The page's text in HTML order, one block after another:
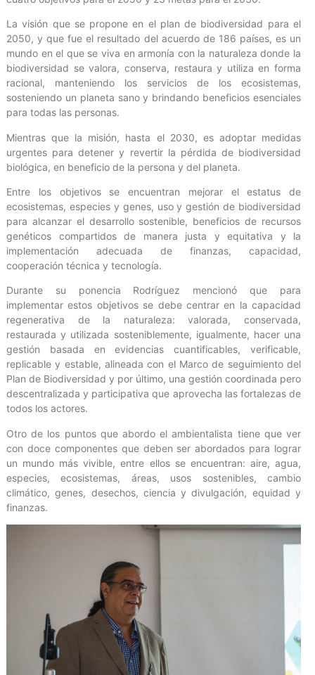
La visión que se propone en el plan de biodiversidad para el
2050, y que fue el resultado del acuerdo de 186 países, es un
mundo en el que se viva en armonía con la naturaleza donde la
biodiversidad se valora, conserva, restaura y utiliza en forma
racional, manteniendo los servicios de los ecosistemas,
sosteniendo un planeta sano y brindando beneficios esenciales
para todas las personas.
Mientras que la misión, hasta el 2030, es adoptar medidas
urgentes para detener y revertir la pérdida de biodiversidad
biológica, en beneficio de la persona y del planeta.
Entre los objetivos se encuentran mejorar el estatus de
ecosistemas, especies y genes, uso y gestión de biodiversidad
para alcanzar el desarrollo sostenible, beneficios de recursos
genéticos compartidos de manera justa y equitativa y la
implementación adecuada de finanzas, capacidad,
cooperación técnica y tecnología.
Durante su ponencia Rodríguez mencionó que para
implementar estos objetivos se debe centrar en la capacidad
regenerativa de la naturaleza: valorada, conservada,
restaurada y utilizada sosteniblemente, igualmente, hacer una
gestión basada en evidencias cuantificables, verificable,
replicable y estable, alineada con el Marco de seguimiento del
Plan de Biodiversidad y por último, una gestión coordinada pero
descentralizada y participativa que aprovecha las fortalezas de
todos los actores.
Otro de los puntos que abordo el ambientalista tiene que ver
con doce componentes que deben ser abordados para lograr
un mundo más vivible, entre ellos se encuentran: aire, agua,
especies, ecosistemas, áreas, usos sostenibles, cambio
climático, genes, desechos, ciencia y divulgación, equidad y
finanzas.